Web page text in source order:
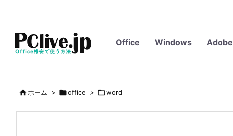
Office Windows Adobe
ホーム > office > word